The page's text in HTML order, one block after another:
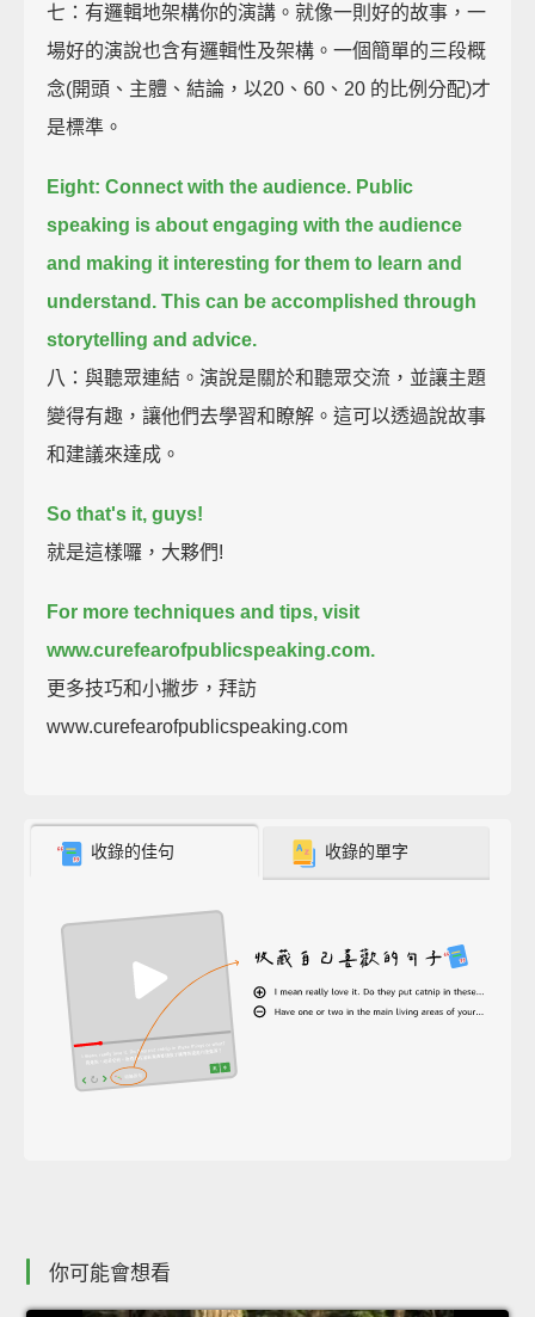
七：有邏輯地架構你的演講。就像一則好的故事，一
場好的演說也含有邏輯性及架構。一個簡單的三段概
念(開頭、主體、結論，以20、60、20 的比例分配)才
是標準。
Eight: Connect with the audience. Public
speaking is about engaging with the audience
and making it interesting for them to learn and
understand. This can be accomplished through
storytelling and advice.
八：與聽眾連結。演說是關於和聽眾交流，並讓主題
變得有趣，讓他們去學習和瞭解。這可以透過說故事
和建議來達成。
So that's it, guys!
就是這樣囉，大夥們!
For more techniques and tips, visit
www.curefearofpublicspeaking.com.
更多技巧和小撇步，拜訪
www.curefearofpublicspeaking.com
收錄的佳句 收錄的單字
你可能會想看